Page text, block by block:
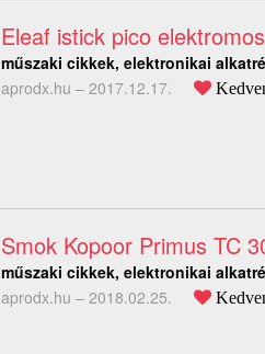
Eleaf istick pico
műszaki cikkek, elektronikai
aprodx.hu – 2017.12.17.
Smok Kopoor Primus TC
műszaki cikkek, elektronikai
aprodx.hu – 2018.02.25.